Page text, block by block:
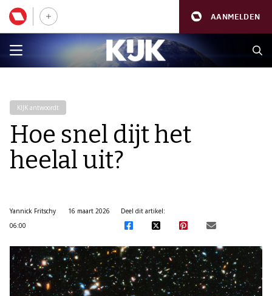
AANMELDEN
KIJK antwoordt
Hoe snel dijt het
heelal uit?
Yannick Fritschy
16 maart 2026
06:00
Deel dit artikel: